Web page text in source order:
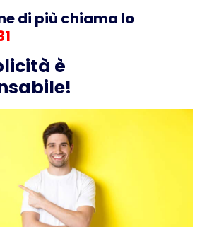
di più chiama lo
è